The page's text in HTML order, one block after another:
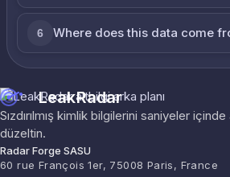
6 Where does this data come
LeakRadar
Sızdırılmış kimlik bilgilerini saniyeler
düzeltin.
Radar Forge SASU
60 rue François 1er, 75008 Paris, France